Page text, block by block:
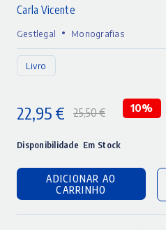
Carla Vicente
Gestlegal • Monografias
Livro
25,50€
preço
original
era:
25,50 €.
22,95 €
preço
atual
é:
22,95 €.
10%
Disponibilidade Em Stock
ADICIONAR AO
CARRINHO